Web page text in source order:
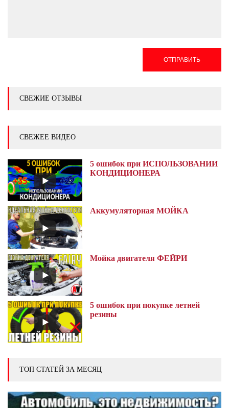
ОТПРАВИТЬ
СВЕЖИЕ ОТЗЫВЫ
СВЕЖЕЕ ВИДЕО
5 ошибок при ИСПОЛЬЗОВАНИИ
КОНДИЦИОНЕРА
Аккумуляторная МОЙКА
Мойка двигателя ФЕЙРИ
5 ошибок при покупке летней
резины
ТОП СТАТЕЙ ЗА МЕСЯЦ